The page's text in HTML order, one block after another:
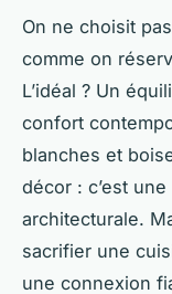
On ne choisit
comme on
L’idéal ? Un
confort
blanches et
décor : c’est
architecturale.
sacrifier une
une connexion